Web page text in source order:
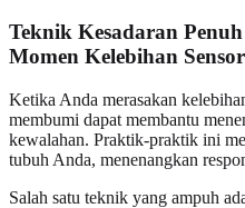
Teknik Kesadaran
Momen Kelebihan
Ketika Anda merasakan
membumi dapat membantu
kewalahan. Praktik-praktik ini
tubuh Anda, menenangkan
Salah satu teknik yang ampuh